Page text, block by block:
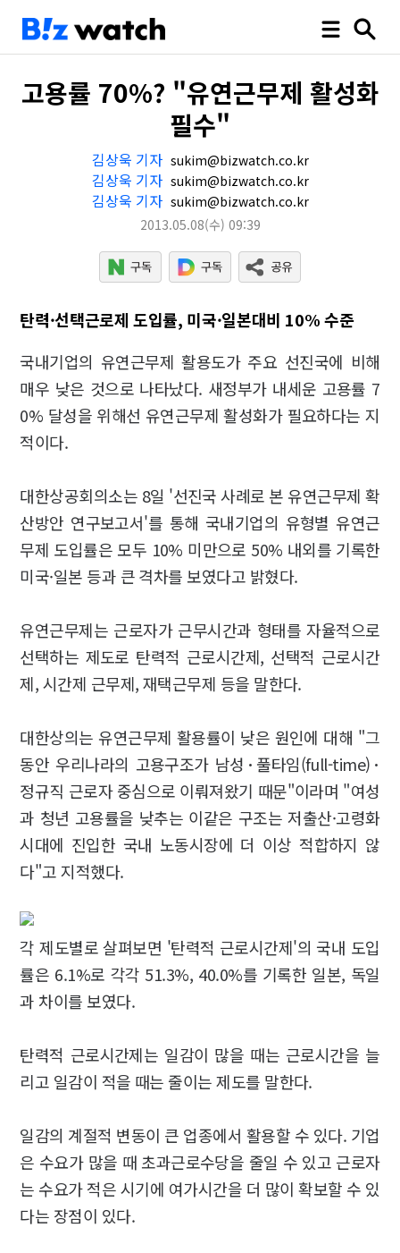
고용률 70%? "유연근무제 활성화
필수"
김상욱 기자 sukim@bizwatch.co.kr
김상욱 기자 sukim@bizwatch.co.kr
김상욱 기자 sukim@bizwatch.co.kr
2013.05.08(수) 09:39
탄력·선택근로제 도입률, 미국·일본대비 10% 수준
국내기업의 유연근무제 활용도가 주요 선진국에 비해
매우 낮은 것으로 나타났다. 새정부가 내세운 고용률 7
0% 달성을 위해선 유연근무제 활성화가 필요하다는 지
적이다.
대한상공회의소는 8일 '선진국 사례로 본 유연근무제 확
산방안 연구보고서'를 통해 국내기업의 유형별 유연근
무제 도입률은 모두 10% 미만으로 50% 내외를 기록한
미국·일본 등과 큰 격차를 보였다고 밝혔다.
유연근무제는 근로자가 근무시간과 형태를 자율적으로
선택하는 제도로 탄력적 근로시간제, 선택적 근로시간
제, 시간제 근무제, 재택근무제 등을 말한다.
대한상의는 유연근무제 활용률이 낮은 원인에 대해 "그
동안 우리나라의 고용구조가 남성･풀타임(full-time)･
정규직 근로자 중심으로 이뤄져왔기 때문"이라며 "여성
과 청년 고용률을 낮추는 이같은 구조는 저출산·고령화
시대에 진입한 국내 노동시장에 더 이상 적합하지 않
다"고 지적했다.
각 제도별로 살펴보면 '탄력적 근로시간제'의 국내 도입
률은 6.1%로 각각 51.3%, 40.0%를 기록한 일본, 독일
과 차이를 보였다.
탄력적 근로시간제는 일감이 많을 때는 근로시간을 늘
리고 일감이 적을 때는 줄이는 제도를 말한다.
일감의 계절적 변동이 큰 업종에서 활용할 수 있다. 기업
은 수요가 많을 때 초과근로수당을 줄일 수 있고 근로자
는 수요가 적은 시기에 여가시간을 더 많이 확보할 수 있
다는 장점이 있다.